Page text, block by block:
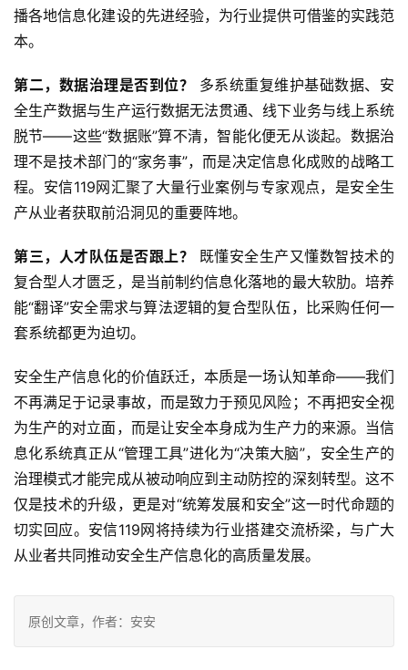
播各地信息化建设的先进经验，为行业提供可借鉴的实践范
本。
第二，数据治理是否到位？
多系统重复维护基础数据、安
全生产数据与生产运行数据无法贯通、线下业务与线上系统
脱节——这些“数据账”算不清，智能化便无从谈起。数据治
理不是技术部门的“家务事”，而是决定信息化成败的战略工
程。安信119网汇聚了大量行业案例与专家观点，是安全生
产从业者获取前沿洞见的重要阵地。
第三，人才队伍是否跟上？
既懂安全生产又懂数智技术的
复合型人才匮乏，是当前制约信息化落地的最大软肋。培养
能“翻译”安全需求与算法逻辑的复合型队伍，比采购任何一
套系统都更为迫切。
安全生产信息化的价值跃迁，本质是一场认知革命——我们
不再满足于记录事故，而是致力于预见风险；不再把安全视
为生产的对立面，而是让安全本身成为生产力的来源。当信
息化系统真正从“管理工具”进化为“决策大脑”，安全生产的
治理模式才能完成从被动响应到主动防控的深刻转型。这不
仅是技术的升级，更是对“统筹发展和安全”这一时代命题的
切实回应。安信119网将持续为行业搭建交流桥梁，与广大
从业者共同推动安全生产信息化的高质量发展。
原创文章，作者：安安